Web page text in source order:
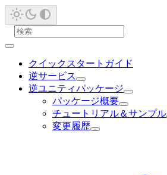
クイックスタートガイド
逆サービス
逆ユニティパッケージ
パッケージ概要
チュートリアル＆サンプル
変更履歴